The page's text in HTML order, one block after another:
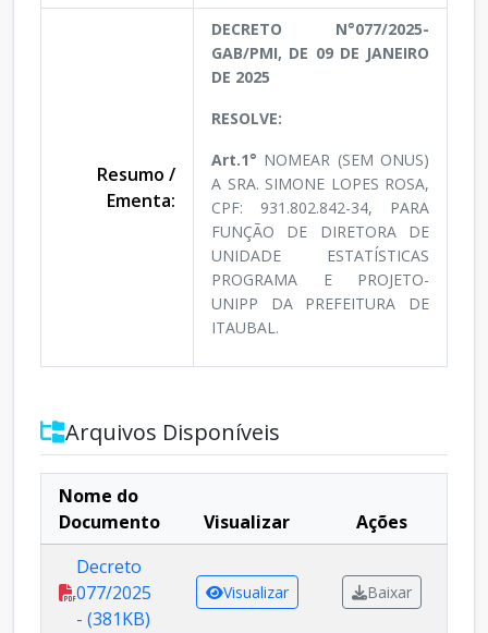
Resumo /
Ementa:
DECRETO N°077/2025-
GAB/PMI, DE 09 DE JANEIRO
DE 2025
RESOLVE:
Art.1° NOMEAR (SEM ONUS)
A SRA. SIMONE LOPES ROSA,
CPF: 931.802.842-34, PARA
FUNÇÃO DE DIRETORA DE
UNIDADE ESTATÍSTICAS
PROGRAMA E PROJETO-
UNIPP DA PREFEITURA DE
ITAUBAL.
Arquivos Disponíveis
Nome do
Documento
Visualizar
Ações
Decreto
077/2025
- (381KB)
Visualizar Baixar